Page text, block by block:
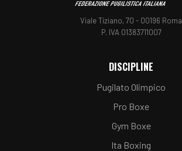
Viale Tiziano, 70 - 00196 Roma
P. IVA 01383711007
DISCIPLINE
Pugilato Olimpico
Pro Boxe
Gym Boxe
Ita Boxing